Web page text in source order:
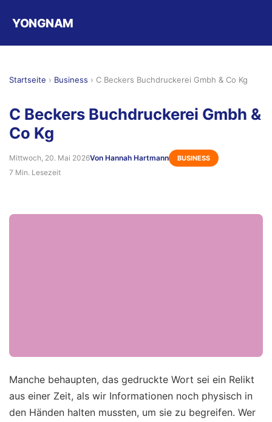
YONGNAM
Startseite › Business › C Beckers Buchdruckerei Gmbh & Co Kg
C Beckers Buchdruckerei Gmbh &
Co Kg
Mittwoch, 20. Mai 2026Von Hannah Hartmann BUSINESS
7 Min. Lesezeit
Manche behaupten, das gedruckte Wort sei ein Relikt
aus einer Zeit, als wir Informationen noch physisch in
den Händen halten mussten, um sie zu begreifen. Wer